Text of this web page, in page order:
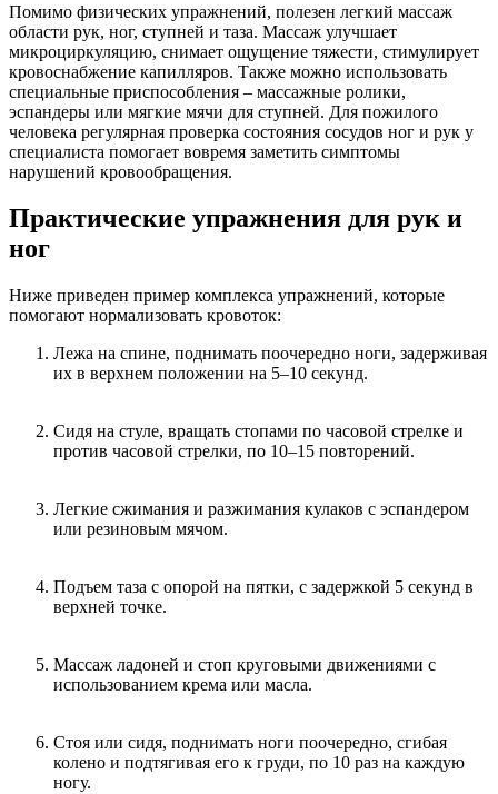
Помимо физических упражнений, полезен легкий массаж
области рук, ног, ступней и таза. Массаж улучшает
микроциркуляцию, снимает ощущение тяжести, стимулирует
кровоснабжение капилляров. Также можно использовать
специальные приспособления – массажные ролики,
эспандеры или мягкие мячи для ступней. Для пожилого
человека регулярная проверка состояния сосудов ног и рук у
специалиста помогает вовремя заметить симптомы
нарушений кровообращения.
Практические упражнения для рук и
ног
Ниже приведен пример комплекса упражнений, которые
помогают нормализовать кровоток:
Лежа на спине, поднимать поочередно ноги, задерживая
их в верхнем положении на 5–10 секунд.
Сидя на стуле, вращать стопами по часовой стрелке и
против часовой стрелки, по 10–15 повторений.
Легкие сжимания и разжимания кулаков с эспандером
или резиновым мячом.
Подъем таза с опорой на пятки, с задержкой 5 секунд в
верхней точке.
Массаж ладоней и стоп круговыми движениями с
использованием крема или масла.
Стоя или сидя, поднимать ноги поочередно, сгибая
колено и подтягивая его к груди, по 10 раз на каждую
ногу.